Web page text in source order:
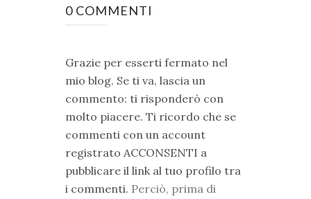
0 COMMENTI
Grazie per esserti fermato nel
mio blog. Se ti va, lascia un
commento: ti risponderò con
molto piacere. Ti ricordo che se
commenti con un account
registrato ACCONSENTI a
pubblicare il link al tuo profilo tra
i commenti. Perciò, prima di